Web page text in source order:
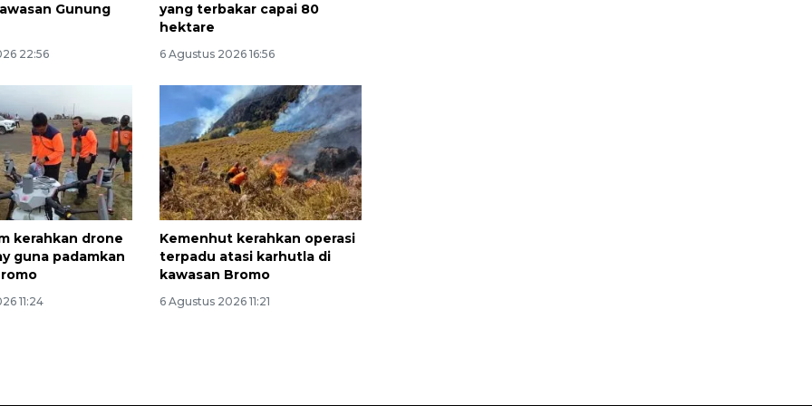
Gunung
22:56
yang terbakar capai 80
hektare
6 Agustus 2026 16:56
kerahkan drone
guna padamkan
11:24
Kemenhut kerahkan operasi
terpadu atasi karhutla di
kawasan Bromo
6 Agustus 2026 11:21